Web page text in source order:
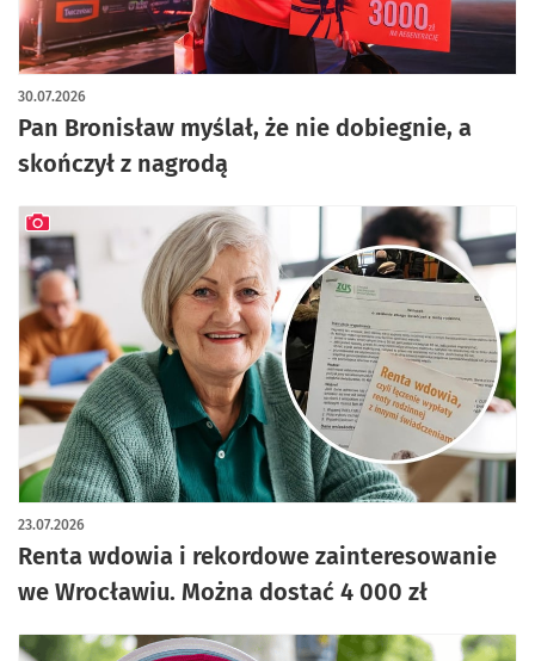
Pan Bronisław myślał, że nie dobiegnie, a
skończył z nagrodą
30.07.2026
Renta wdowia i rekordowe zainteresowanie
we Wrocławiu. Można dostać 4 000 zł
23.07.2026
artykuł z galerią zdjęć